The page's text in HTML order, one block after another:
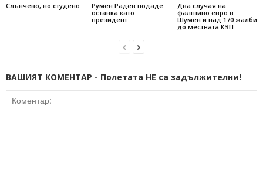
Слънчево, но студено
Румен Радев подаде
оставка като
президент
Два случая на
фалшиво евро в
Шумен и над 170 жалби
до местната КЗП
ВАШИЯТ КОМЕНТАР - Полетата НЕ са задължителни!